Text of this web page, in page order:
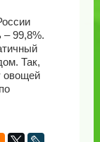
– 99,8%.
Так,
овощей